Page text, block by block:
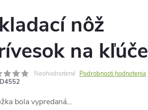
nôž
na kľúče
Neohodnotené Podrobnosti hodnotenia
D4552
bola vypredaná…